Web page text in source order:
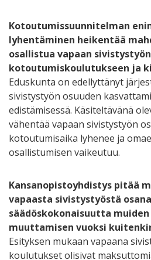
Kotoutumissuunnitelman
lyhentäminen heikentää
osallistua vapaan
kotoutumiskoulutukseen ja
Eduskunta on edellyttänyt
sivistystyön osuuden
edistämisessä. Käsiteltävänä
vähentää vapaan sivistystyön
kotoutumisaika lyhenee ja
osallistumisen vaikeutuu.
Kansanopistoyhdistys pitää
vapaasta sivistystyöstä
säädöskokonaisuutta
muuttamisen vuoksi
Esityksen mukaan vapaana
koulutukset olisivat